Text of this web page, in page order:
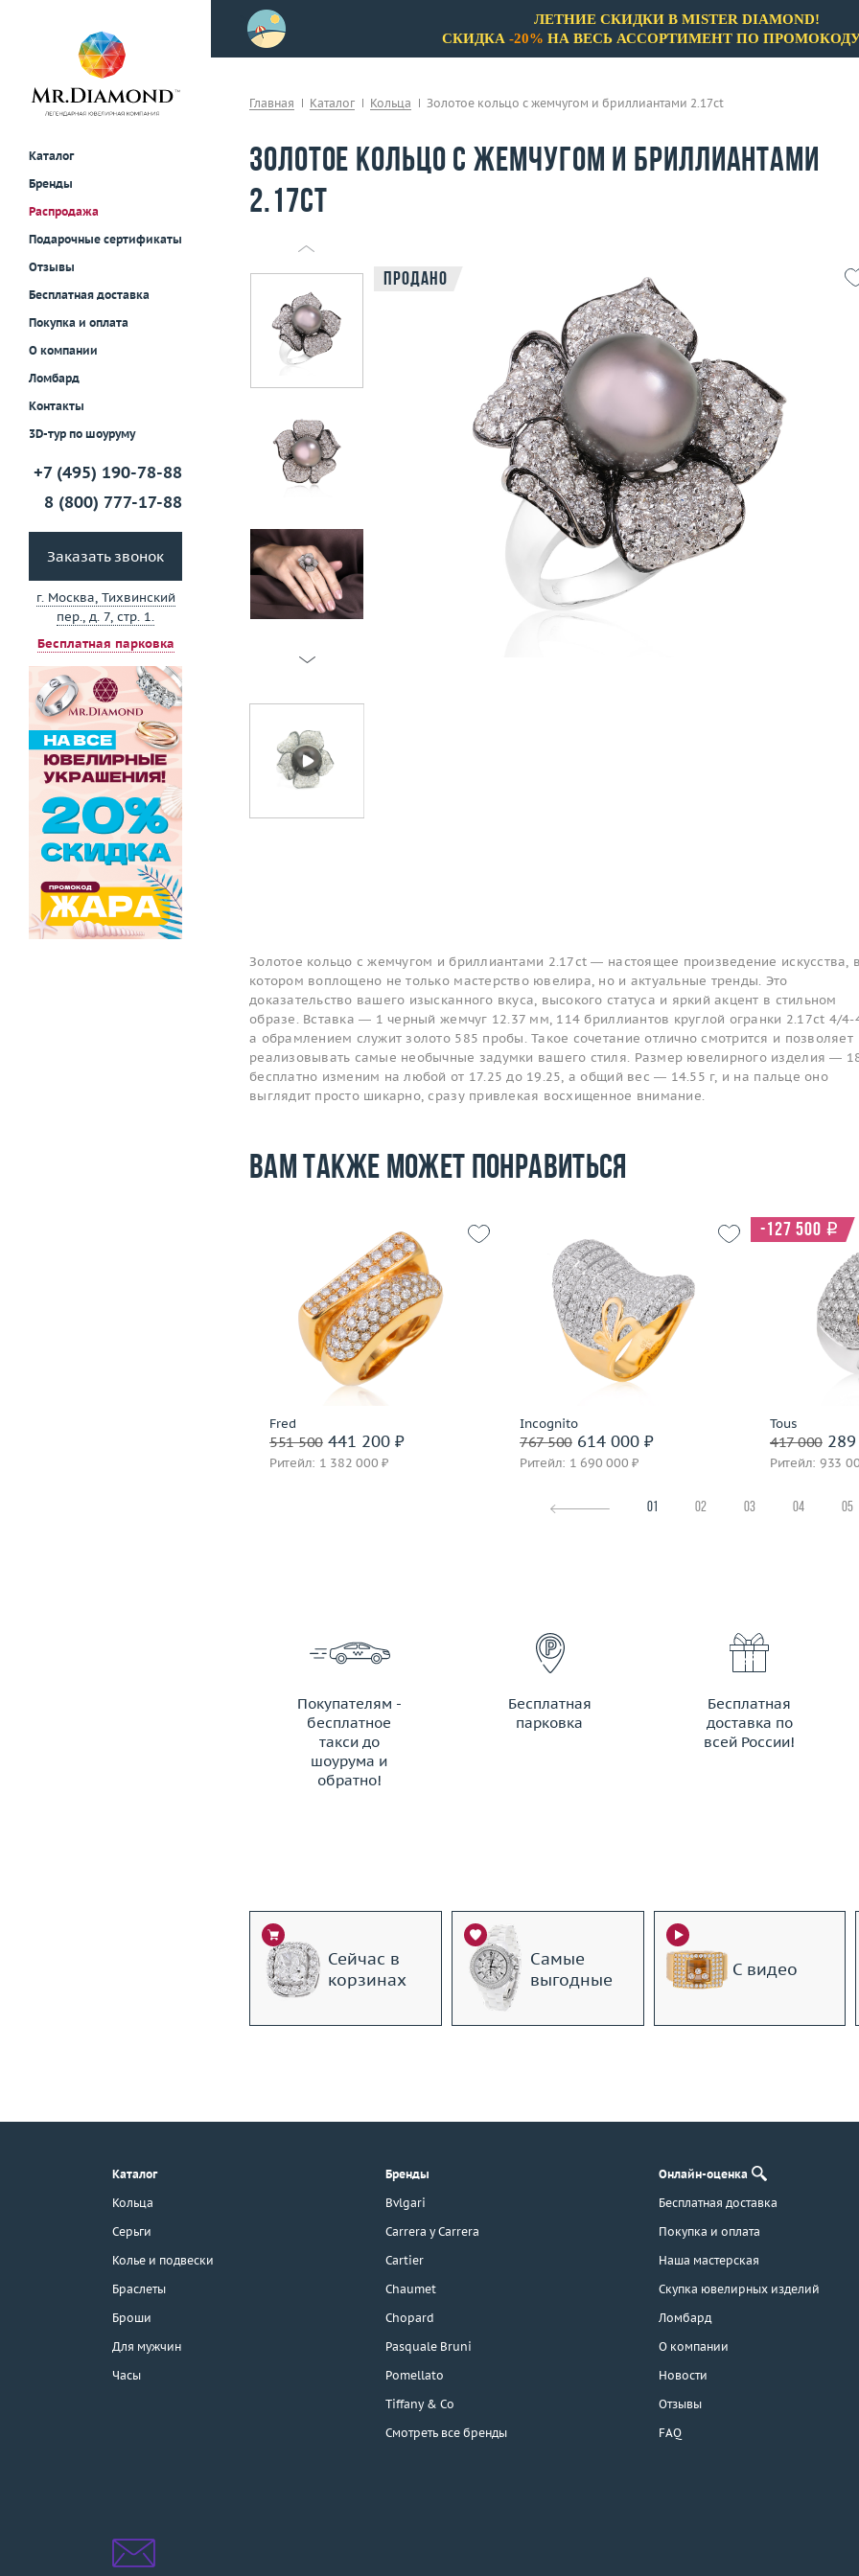
Каталог
Бренды
Распродажа
Подарочные сертификаты
Отзывы
Бесплатная доставка
Покупка и оплата
О компании
Ломбард
Контакты
3D-тур по шоуруму
+7 (495) 190-78-88
8 (800) 777-17-88
Заказать звонок
г. Москва, Тихвинский
пер., д. 7, стр. 1.
Бесплатная парковка
г. Москва, Тихвинский пер., д. 7,
3D-тур по шоуруму
Бесплатная доставка
примерки!
ЛЕТНИЕ СКИДКИ В MISTER DIAMOND!
СКИДКА -20% НА ВЕСЬ АССОРТИМЕНТ ПО
Главная Каталог Кольца Золотое кольцо с жемчугом и бриллиантами 2.17ct
Золотое кольцо с жемчугом и бриллиантами
2.17ct
Продано
Золотое кольцо с жемчугом и бриллиантами 2.17ct — настоящее произведение искусства, в
котором воплощено не только мастерство ювелира, но и актуальные тренды. Это
доказательство вашего изысканного вкуса, высокого статуса и яркий акцент в стильном
образе. Вставка — 1 черный жемчуг 12.37 мм, 114 бриллиантов круглой огранки 2.17ct 4/4-
а обрамлением служит золото 585 пробы. Такое сочетание отлично смотрится и позволяет
реализовывать самые необычные задумки вашего стиля. Размер ювелирного изделия —
бесплатно изменим на любой от 17.25 до 19.25, а общий вес — 14.55 г, и на пальце оно
выглядит просто шикарно, сразу привлекая восхищенное внимание.
Вам также может понравиться
Fred
551 500441 200 ₽
Ритейл: 1 382 000 ₽
Размер
Вес (г)
14.88
Материал
золото 750 пробы
Подробнее
Incognito
767 500614 000 ₽
Ритейл: 1 690 000 ₽
Размер
Вес (г)
Материал
золото 750 пробы
Подробнее
Tous
417 000289
Ритейл: 933
-127 500 i
Размер
Материал
01 02 03 04 05
Покупателям -
бесплатное
такси до
шоурума и
обратно!
ЗАКАЗАТЬ ТАКСИ
Бесплатная
парковка
Бесплатная
доставка по
всей России!
Сейчас в
корзинах
Самые
выгодные
С видео
Каталог
Кольца
Серьги
Колье и подвески
Браслеты
Броши
Для мужчин
Часы
Бренды
Bvlgari
Carrera y Carrera
Cartier
Chaumet
Chopard
Pasquale Bruni
Pomellato
Tiffany & Co
Смотреть все бренды
Онлайн-оценка
Бесплатная доставка
Покупка и оплата
Наша мастерская
Скупка ювелирных изделий
Ломбард
О компании
Новости
Отзывы
FAQ